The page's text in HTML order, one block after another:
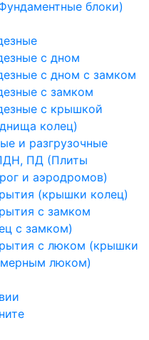
блоки)
с дном
с дном с замком
с замком
с крышкой
колец)
и разгрузочные
ПД (Плиты
и аэродромов)
(крышки колец)
с замком
с замком)
с люком (крышки
люком)